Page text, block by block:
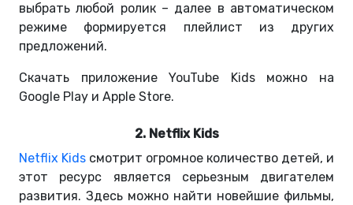
выбрать любой ролик – далее в автоматическом
режиме формируется плейлист из других
предложений.
Скачать приложение YouTube Kids можно на
Google Play и Apple Store.
2. Netflix Kids
Netflix Kids смотрит огромное количество детей, и
этот ресурс является серьезным двигателем
развития. Здесь можно найти новейшие фильмы,